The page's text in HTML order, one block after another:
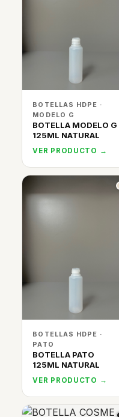
BOTELLAS HDPE ·
MODELO G
BOTELLA MODELO G
125ML NATURAL
VER PRODUCTO →
BOTELLAS HDPE ·
PATO
BOTELLA PATO
125ML NATURAL
VER PRODUCTO →